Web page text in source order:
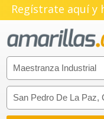
Regístrate aquí y